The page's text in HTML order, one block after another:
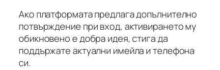
Ако платформата предлага допълнително
потвърждение при вход, активирането му
обикновено е добра идея, стига да
поддържате актуални имейла и телефона
си.